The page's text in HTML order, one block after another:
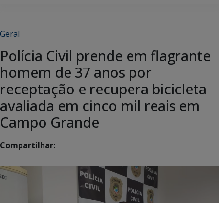
Geral
Polícia Civil prende em flagrante
homem de 37 anos por
receptação e recupera bicicleta
avaliada em cinco mil reais em
Campo Grande
Compartilhar: